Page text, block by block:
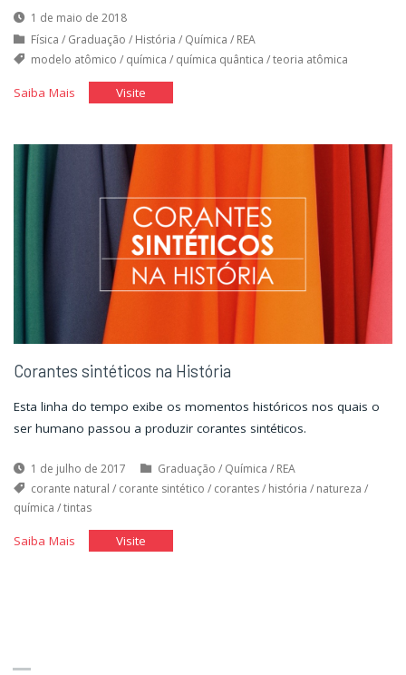
1 de maio de 2018
Física / Graduação / História / Química / REA
modelo atômico / química / química quântica /teoria atômica
Saiba Mais"Evolução
atômico"
Visite"Evolução
Corantes sintéticos na História
Esta linha do tempo exibe os momentos históricos nos quais o
ser humano passou a produzir corantes sintéticos.
1 de julho de 2017 Graduação / Química / REA
corante natural / corante sintético / corantes/ história / natureza /
química /tintas
Saiba Mais"CorantesVisite"Corantes